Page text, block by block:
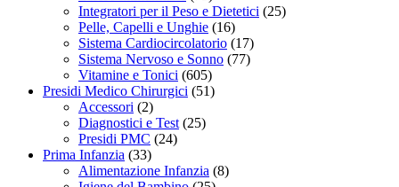
Integratori per il Peso e Dietetici (25)
Pelle, Capelli e Unghie (16)
Sistema Cardiocircolatorio (17)
Sistema Nervoso e Sonno (77)
Vitamine e Tonici (605)
Presidi Medico Chirurgici (51)
Accessori (2)
Diagnostici e Test (25)
Presidi PMC (24)
Prima Infanzia (33)
Alimentazione Infanzia (8)